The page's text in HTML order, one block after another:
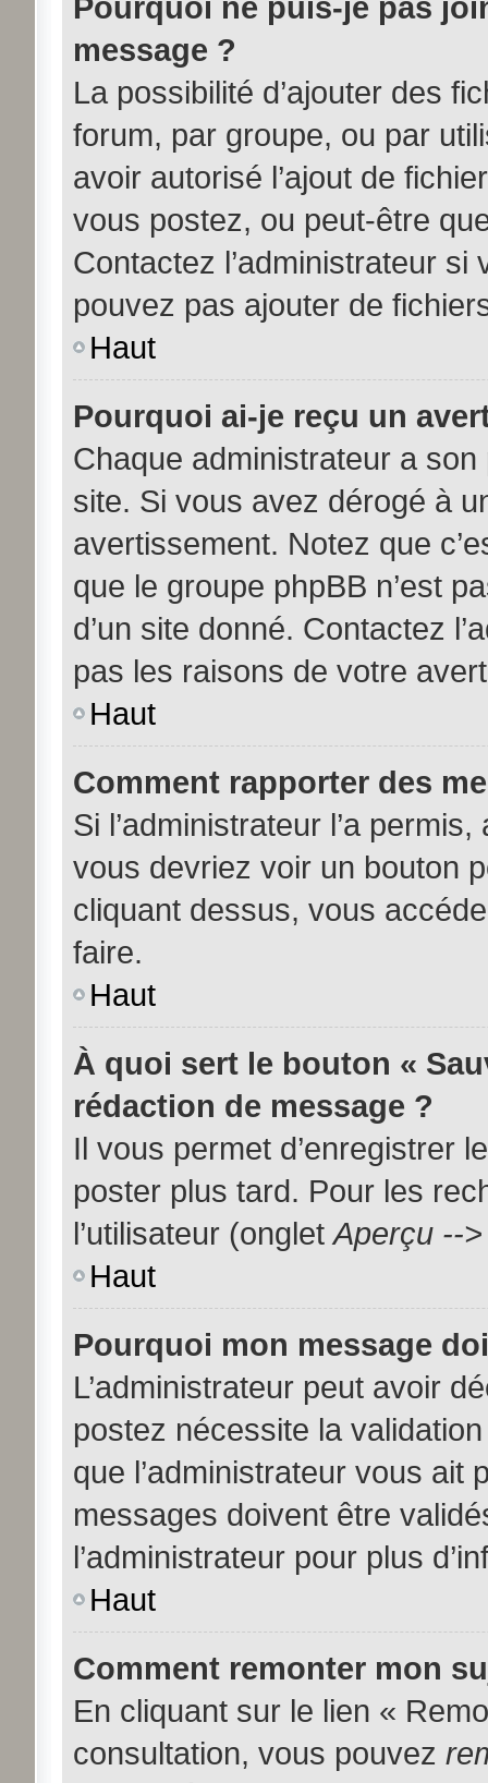
message ?
La possibilité d’ajouter des
forum, par groupe, ou par
avoir autorisé l’ajout de
vous postez, ou peut-être
Contactez l’administrateur
pouvez pas ajouter de
Haut
Pourquoi ai-je reçu un
Chaque administrateur a
site. Si vous avez dérogé à
avertissement. Notez que
que le groupe phpBB n’est
d’un site donné. Contactez
pas les raisons de votre
Haut
Comment rapporter des
Si l’administrateur l’a
vous devriez voir un bouton
cliquant dessus, vous
faire.
Haut
À quoi sert le bouton «
rédaction de message ?
Il vous permet d’enregistrer
poster plus tard. Pour les
l’utilisateur (ongletAperçu --
Haut
Pourquoi mon message
L’administrateur peut avoir
postez nécessite la
que l’administrateur vous ait
messages doivent être
l’administrateur pour plus
Haut
Comment remonter mon
En cliquant sur le lien «
consultation, vous pouvez